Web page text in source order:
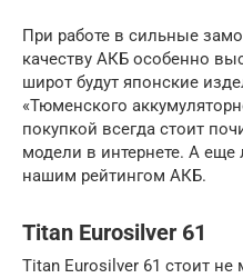
При работе в сильные
качеству АКБ особенно
широт будут японские
«Тюменского
покупкой всегда стоит
модели в интернете. А
нашим рейтингом АКБ.
Titan Eurosilver 61
Titan Eurosilver 61 стоит не